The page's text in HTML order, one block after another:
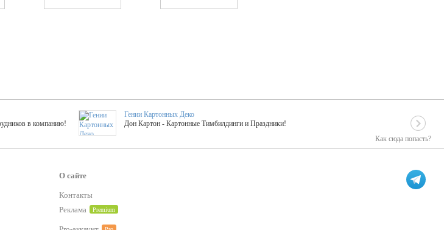
Как сюда попасть?
в компанию!
Гении Картонных Деко
Дон Картон - Картонные Тимбилдинги и Праздники!
Букинг компания №1
Оперативная информация о любых зарубежных артистах
О сайте
Контакты
Реклама
Premium